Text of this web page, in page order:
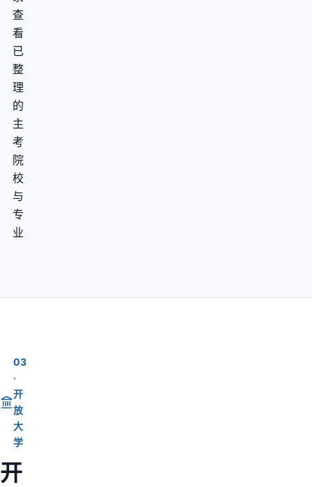
查
看
已
整
理
的
主
考
院
校
与
专
业
03
·
开
放
大
学
开